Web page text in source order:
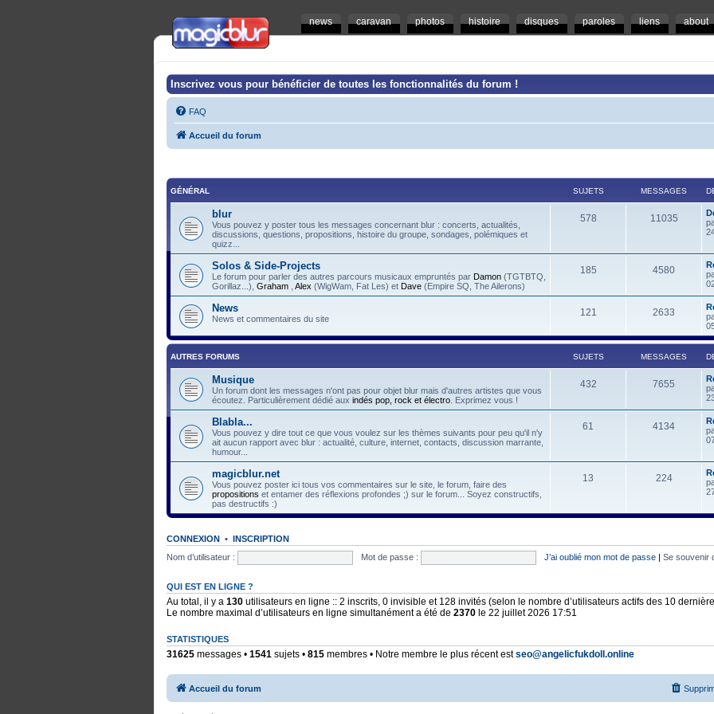
news caravan photos histoire disques paroles liens about
Inscrivez vous pour bénéficier de toutes les fonctionnalités du forum !
FAQ
Accueil du forum
GÉNÉRAL SUJETS MESSAGES
blur
Vous pouvez y poster tous les messages concernant blur : concerts, actualités,
discussions, questions, propositions, histoire du groupe, sondages, polémiques et
quizz...
578 11035
Solos & Side-Projects
Le forum pour parler des autres parcours musicaux empruntés par Damon (TGTBTQ,
Gorillaz...), Graham Alex (WigWam, Fat Les) et Dave (Empire SQ, The Ailerons)
185 4580
News
News et commentaires du site
121 2633
AUTRES FORUMS SUJETS MESSAGES
Musique
Un forum dont les messages n'ont pas pour objet blur mais d'autres artistes que vous
écoutez. Particulièrement dédié aux indés pop, rock et électro . Exprimez vous !
432 7655
Blabla...
Vous pouvez y dire tout ce que vous voulez sur les thèmes suivants pour peu qu'il n'y
ait aucun rapport avec blur : actualité, culture, internet, contacts, discussion marrante,
humour...
61 4134
magicblur.net
Vous pouvez poster ici tous vos commentaires sur le site, le forum, faire des
propositions et entamer des réflexions profondes ;) sur le forum... Soyez constructifs,
pas destructifs :)
13 224
CONNEXION • INSCRIPTION
Nom d’utilisateur :
Mot de passe : J’ai oublié mon mot de passe | Se souvenir
QUI EST EN LIGNE ?
Au total, il y a 130 utilisateurs en ligne :: 2 inscrits, 0 invisible et 128 invités (selon le nombre d’utilisateurs actifs des 10
Le nombre maximal d’utilisateurs en ligne simultanément a été de 2370 le 22 juillet 2026 17:51
STATISTIQUES
31625 messages • 1541 sujets • 815 membres • Notre membre le plus récent estseo@angelicfukdoll.online
Accueil du forum